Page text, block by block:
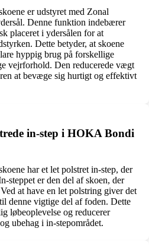
er udstyret med Zonal
Denne funktion indebærer
placeret i ydersålen for at
Dette betyder, at skoene
hyppig brug på forskellige
vejrforhold. Den reducerede vægt
at bevæge sig hurtigt og effektivt
in-step i HOKA Bondi
har et let polstret in-step, der
steppet er den del af skoen, der
at have en let polstring giver det
denne vigtige del af foden. Dette
løbeoplevelse og reducerer
ubehag i in-stepområdet.